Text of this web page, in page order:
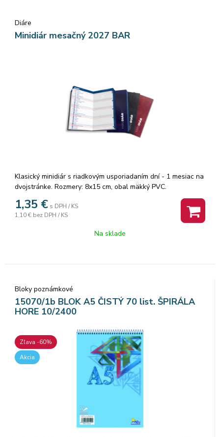
zaisťuje, že váš zápisník zostane bezpečne zatvorený a jeho
obsah je chránený. Pre tých, ktorí si cenia štýl, kvalitu a
Diáre
Minidiár mesačný 2027 BAR
Klasický minidiár s riadkovým usporiadaním dní - 1 mesiac na
dvojstránke. Rozmery: 8x15 cm, obal mäkký PVC.
1,35 € s DPH / KS
1,10 € bez DPH / KS
Na sklade
Bloky poznámkové
15070/1b BLOK A5 ČISTÝ 70 list. ŠPIRÁLA
HORE 10/2400
Zľava -60%
Akcia